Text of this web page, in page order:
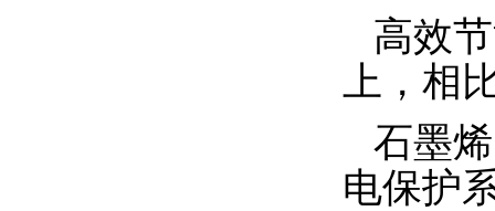
高效
上，相
石墨
电保护